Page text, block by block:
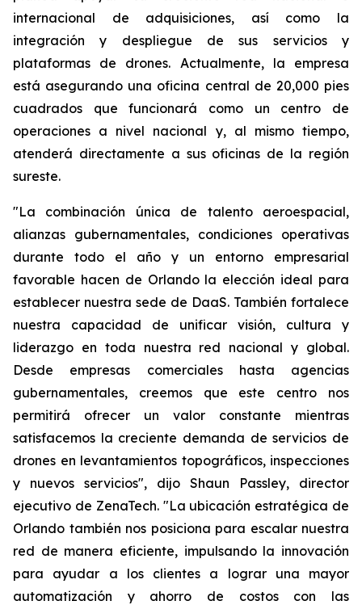
internacional de adquisiciones, así como la
integración y despliegue de sus servicios y
plataformas de drones. Actualmente, la empresa
está asegurando una oficina central de 20,000 pies
cuadrados que funcionará como un centro de
operaciones a nivel nacional y, al mismo tiempo,
atenderá directamente a sus oficinas de la región
sureste.
"La combinación única de talento aeroespacial,
alianzas gubernamentales, condiciones operativas
durante todo el año y un entorno empresarial
favorable hacen de Orlando la elección ideal para
establecer nuestra sede de DaaS. También fortalece
nuestra capacidad de unificar visión, cultura y
liderazgo en toda nuestra red nacional y global.
Desde empresas comerciales hasta agencias
gubernamentales, creemos que este centro nos
permitirá ofrecer un valor constante mientras
satisfacemos la creciente demanda de servicios de
drones en levantamientos topográficos, inspecciones
y nuevos servicios", dijo Shaun Passley, director
ejecutivo de ZenaTech. "La ubicación estratégica de
Orlando también nos posiciona para escalar nuestra
red de manera eficiente, impulsando la innovación
para ayudar a los clientes a lograr una mayor
automatización y ahorro de costos con las